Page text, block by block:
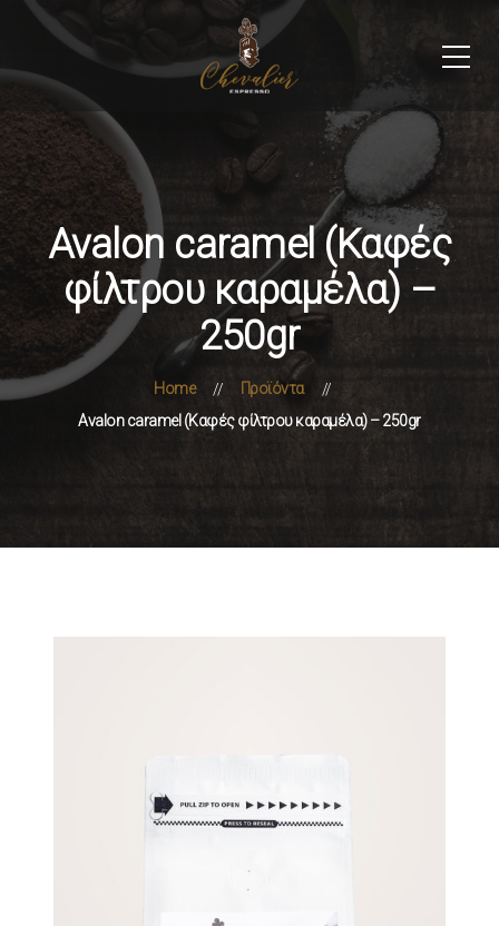
Avalon caramel (Καφές
φίλτρου καραμέλα) –
250gr
Home
Προϊόντα
Avalon caramel (Καφές φίλτρου καραμέλα) – 250gr